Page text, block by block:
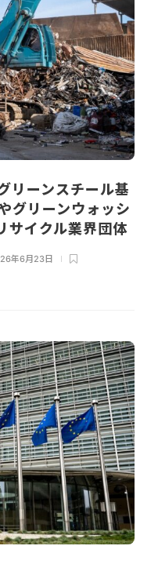
リーンスチール基
グリーンウォッシ
サイクル業界団体
年6月23日